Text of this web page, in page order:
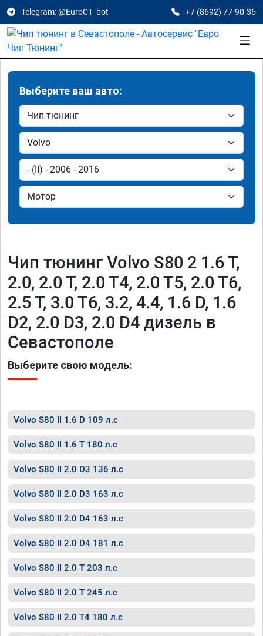
Telegram: @EuroCT_bot +7 (8692) 77-90-35
Выберите ваш авто:
Чип тюнинг Volvo S80 2 1.6 T,
2.0, 2.0 T, 2.0 T4, 2.0 T5, 2.0 T6,
2.5 T, 3.0 T6, 3.2, 4.4, 1.6 D, 1.6
D2, 2.0 D3, 2.0 D4 дизель в
Севастополе
Выберите свою модель:
Volvo S80 II 1.6 D 109 л.с
Volvo S80 II 1.6 T 180 л.с
Volvo S80 II 2.0 D3 136 л.с
Volvo S80 II 2.0 D3 163 л.с
Volvo S80 II 2.0 D4 163 л.с
Volvo S80 II 2.0 D4 181 л.с
Volvo S80 II 2.0 T 203 л.с
Volvo S80 II 2.0 T 245 л.с
Volvo S80 II 2.0 T4 180 л.с